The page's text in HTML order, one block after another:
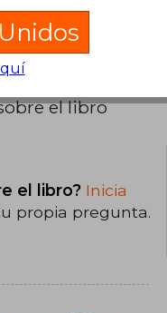
el libro
el libro? Inicia
propia pregunta.